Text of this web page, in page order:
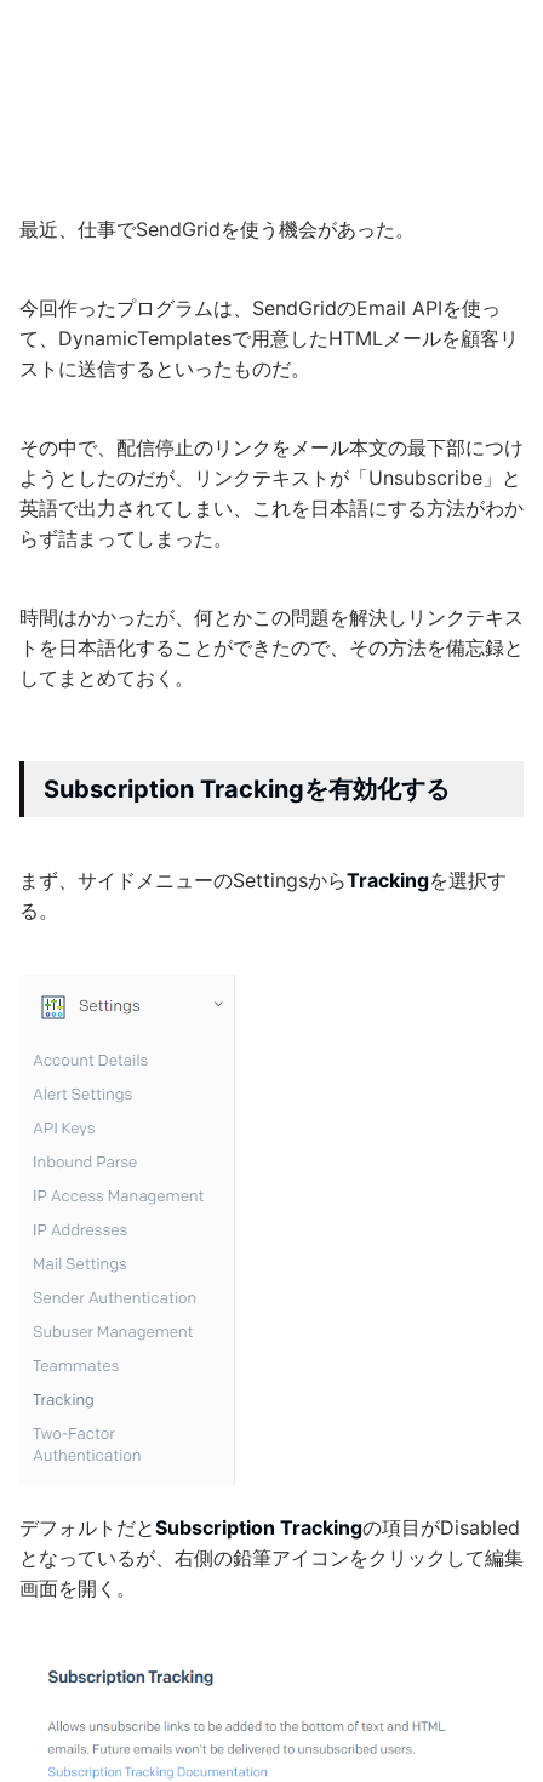
最近、仕事でSendGridを使う機会があった。
今回作ったプログラムは、SendGridのEmail APIを使っ
て、DynamicTemplatesで用意したHTMLメールを顧客リ
ストに送信するといったものだ。
その中で、配信停止のリンクをメール本文の最下部につけ
ようとしたのだが、リンクテキストが「Unsubscribe」と
英語で出力されてしまい、これを日本語にする方法がわか
らず詰まってしまった。
時間はかかったが、何とかこの問題を解決しリンクテキス
トを日本語化することができたので、その方法を備忘録と
してまとめておく。
Subscription Trackingを有効化する
まず、サイドメニューのSettingsからTrackingを選択す
る。
デフォルトだとSubscription Trackingの項目がDisabled
となっているが、右側の鉛筆アイコンをクリックして編集
画面を開く。